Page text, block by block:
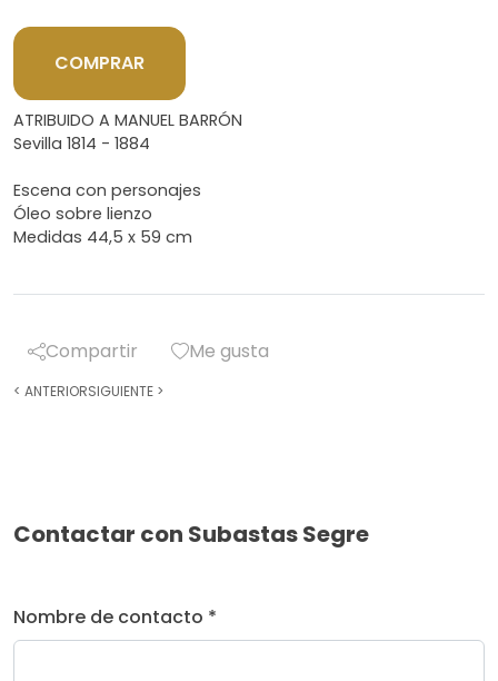
COMPRAR
ATRIBUIDO A MANUEL BARRÓN
Sevilla 1814 - 1884
Escena con personajes
Óleo sobre lienzo
Medidas 44,5 x 59 cm
Compartir Me gusta
< ANTERIORSIGUIENTE >
Contactar con Subastas Segre
Nombre de contacto *